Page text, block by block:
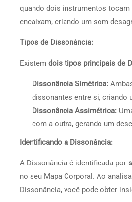
quando dois instrumentos tocam
encaixam, criando um som
Tipos de Dissonância:
Existem dois tipos principais de
Dissonância Simétrica:
dissonantes entre si, criando
Dissonância Assimétrica:
com a outra, gerando um
Identificando a Dissonância:
A Dissonância é identificada por
no seu Mapa Corporal. Ao
Dissonância, você pode obter